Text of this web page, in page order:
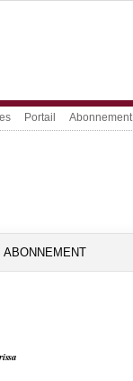
Portail Abonnement
ABONNEMENT